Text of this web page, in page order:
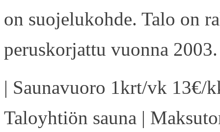
on suojelukohde. Talo on
peruskorjattu vuonna 2003.
| Saunavuoro 1krt/vk 13€/
Taloyhtiön sauna |